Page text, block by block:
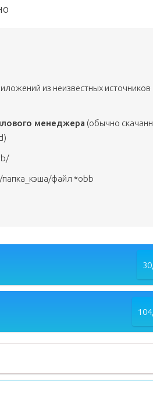
из неизвестных источников
менеджера (обычно
файл *obb